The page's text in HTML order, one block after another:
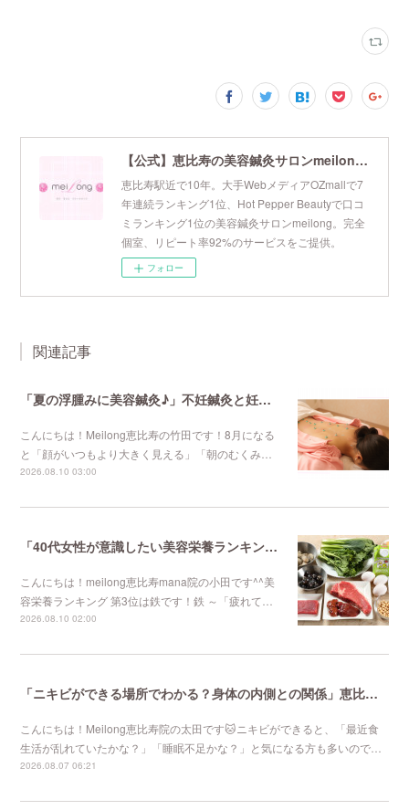
【公式】恵比寿の美容鍼灸サロンmeilong｜ツボを押さえた針・お灸の治療で美容と健康を叶えます
恵比寿駅近で10年。大手WebメディアOZmallで7
年連続ランキング1位、Hot Pepper Beautyで口コ
ミランキング1位の美容鍼灸サロンmeilong。完全
個室、リピート率92%のサービスをご提供。
フォロー
関連記事
「夏の浮腫みに美容鍼灸♪」不妊鍼灸と妊活鍼灸が得意のmeilong
こんにちは！Meilong恵比寿の竹田です！8月になる
と「顔がいつもより大きく見える」「朝のむくみ…
2026.08.10 03:00
「40代女性が意識したい美容栄養ランキング 第3位」不妊鍼灸と妊活鍼灸が得意のmeilong
こんにちは！meilong恵比寿mana院の小田です^^美
容栄養ランキング 第3位は鉄です！鉄 ～「疲れて…
2026.08.10 02:00
「ニキビができる場所でわかる？身体の内側との関係」恵比寿で口コミNo 1美容鍼灸ならmeilong
こんにちは！Meilong恵比寿院の太田です🐱ニキビができると、「最近食
生活が乱れていたかな？」「睡眠不足かな？」と気になる方も多いので…
2026.08.07 06:21